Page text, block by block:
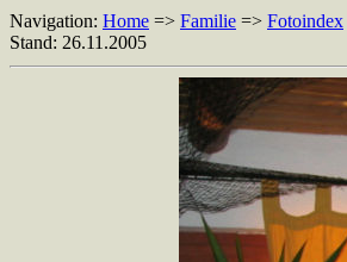
Navigation: Home => Familie => Fotoindex
Stand: 26.11.2005